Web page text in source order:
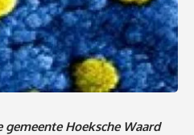
gemeente Hoeksche Waard